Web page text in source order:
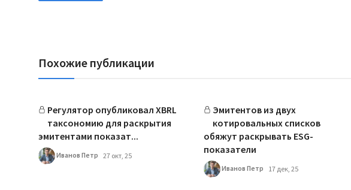
Похожие публикации
Регулятор опубликовал XBRL
таксономию для раскрытия
эмитентами показат...
Иванов Петр 27 окт, 25
Эмитентов из двух
котировальных списков
обяжут раскрывать ESG-
показатели
Иванов Петр 17 дек, 25